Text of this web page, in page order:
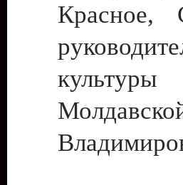
Красное,